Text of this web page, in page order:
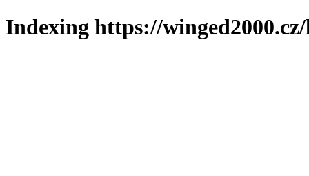
Indexing https://